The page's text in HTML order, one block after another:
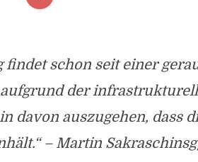
findet schon seit einer
der
davon auszugehen, dass
– Martin